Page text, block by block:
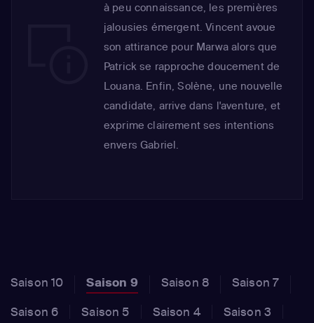
à peu connaissance, les premières
jalousies émergent. Vincent avoue
son attirance pour Marwa alors que
Patrick se rapproche doucement de
Louana. Enfin, Solène, une nouvelle
candidate, arrive dans l'aventure, et
exprime clairement ses intentions
envers Gabriel.
Saison 10 Saison 9 Saison 8
Saison 7
Saison 6
Saison 5 Saison 4
Saison 3